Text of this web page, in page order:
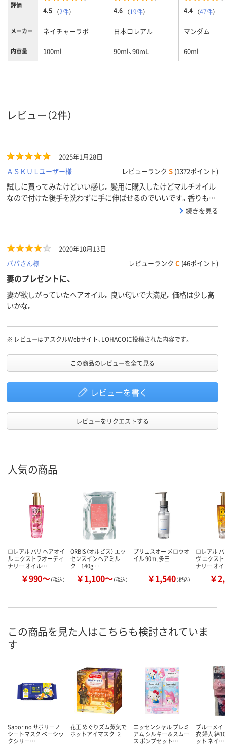
評価
4.5 （2件） 4.6 （19件） 4.4 （47件）
メーカー ネイチャーラボ 日本ロレアル マンダム
内容量 100ml 90ml、90mL 60ml
レビュー（2件）
2025年1月28日
ＡＳＫＵＬユーザー様
レビューランク S (1372ポイント)
試しに買ってみたけどいい感じ。髪用に購入したけどマルチオイル
なので付けた後手を洗わずに手に伸ばせるのでいいです。香りもい
続きを見る
2020年10月13日
パパさん様
レビューランク C (46ポイント)
妻のプレゼントに、
妻が欲しがっていたヘアオイル。良い匂いで大満足。価格は少し高
いかな。
※ レビューはアスクルWebサイト、LOHACOに投稿された内容です。
この商品のレビューを全て見る
レビューを書く
レビューをリクエストする
人気の商品
ロレアル パリ ヘアオイ
ル エクストラオーディ
ナリー オイル…
￥990～（税込）
ORBIS（オルビス） エッ
センスインヘアミル
ク 140g …
￥1,100～（税込）
プリュスオー メロウオ
イル 90ml 多田
￥1,540（税込）
ロレアル
ヴ エクス
ナリー オ
￥
この商品を見た人はこちらも検討されていま
す
Saborino サボリーノ
シートマスク ベーシッ
クシリー…
花王 めぐりズム蒸気で
ホットアイマスク_2
エッセンシャル プレミ
アム シルキー＆スムー
ス ポンプセット…
ブルーメ
衣 婦人 綿
ット ネイ…